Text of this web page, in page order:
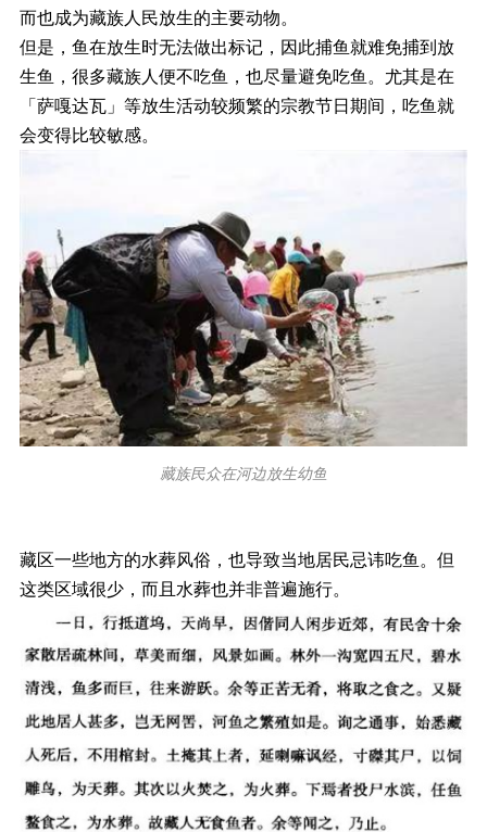
而也成为藏族人民放生的主要动物。
但是，鱼在放生时无法做出标记，因此捕鱼就难免捕到放
生鱼，很多藏族人便不吃鱼，也尽量避免吃鱼。尤其是在
「萨嘎达瓦」等放生活动较频繁的宗教节日期间，吃鱼就
会变得比较敏感。
藏族民众在河边放生幼鱼
藏区一些地方的水葬风俗，也导致当地居民忌讳吃鱼。但
这类区域很少，而且水葬也并非普遍施行。